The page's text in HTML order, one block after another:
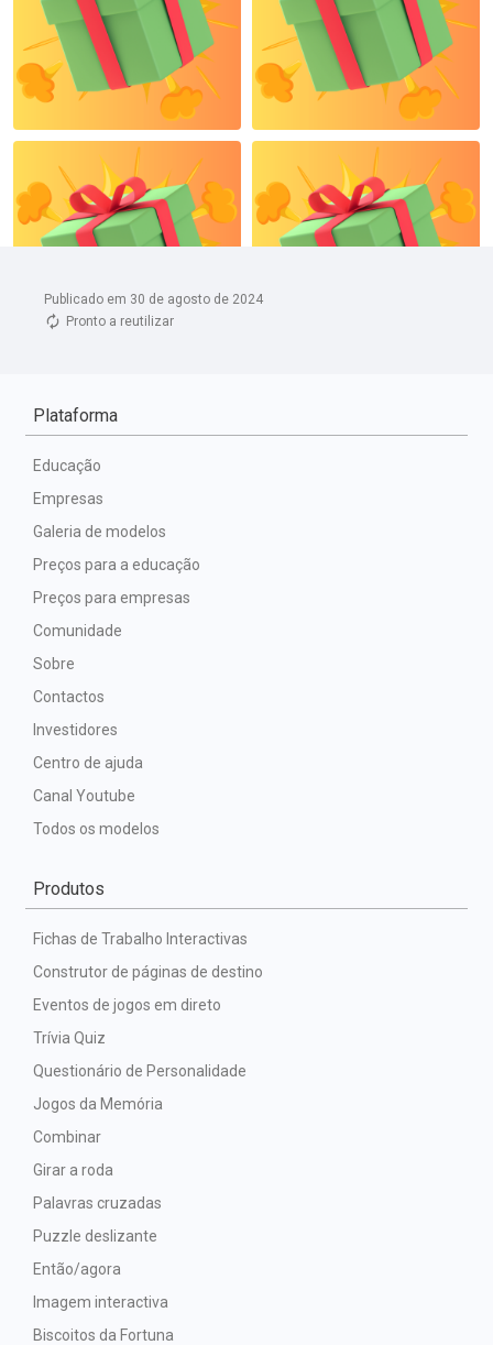
Publicado em 30 de agosto de 2024
Pronto a reutilizar
Plataforma
Educação
Empresas
Galeria de modelos
Preços para a educação
Preços para empresas
Comunidade
Sobre
Contactos
Investidores
Centro de ajuda
Canal Youtube
Todos os modelos
Produtos
Fichas de Trabalho Interactivas
Construtor de páginas de destino
Eventos de jogos em direto
Trívia Quiz
Questionário de Personalidade
Jogos da Memória
Combinar
Girar a roda
Palavras cruzadas
Puzzle deslizante
Então/agora
Imagem interactiva
Biscoitos da Fortuna